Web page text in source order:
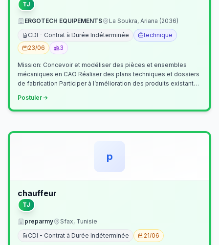
TJ
ERGOTECH EQUIPEMENTS
La Soukra, Ariana (2036)
CDI - Contrat à Durée Indéterminée
technique
23/06
3
Mission: Concevoir et modéliser des pièces et ensembles
mécaniques en CAO Réaliser des plans techniques et dossiers
de fabrication Participer à l’amélioration des produits existants
Postuler
p
chauffeur
TJ
preparmy
Sfax, Tunisie
CDI - Contrat à Durée Indéterminée
21/06